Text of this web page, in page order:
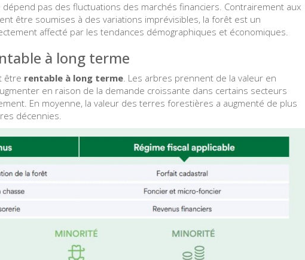
pas des fluctuations des marchés financiers. Contrairement aux
être soumises à des variations imprévisibles, la forêt est un
affecté par les tendances démographiques et économiques.
à long terme
être rentable à long terme. Les arbres prennent de la valeur en
en raison de la demande croissante dans certains secteurs
En moyenne, la valeur des terres forestières a augmenté de plus
décennies.